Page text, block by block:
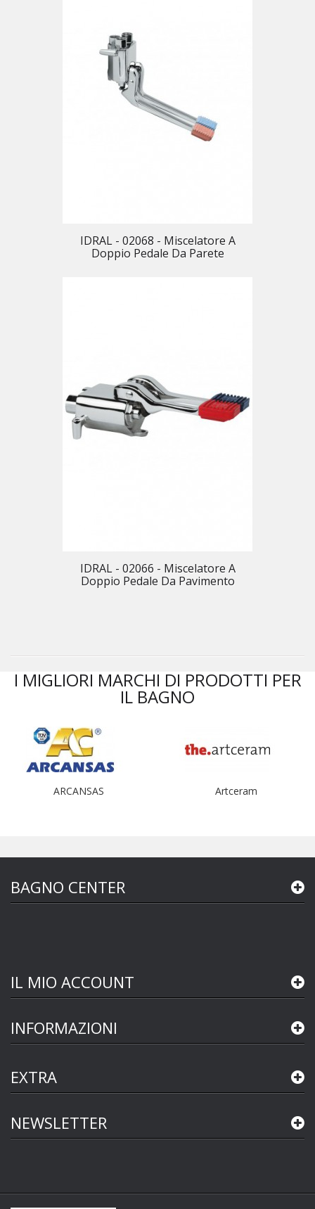
IDRAL - 02068 - Miscelatore A
Doppio Pedale Da Parete
IDRAL - 02066 - Miscelatore A
Doppio Pedale Da Pavimento
I MIGLIORI MARCHI DI PRODOTTI PER
IL BAGNO
ARCANSAS Artceram
BAGNO CENTER
IL MIO ACCOUNT
INFORMAZIONI
EXTRA
NEWSLETTER